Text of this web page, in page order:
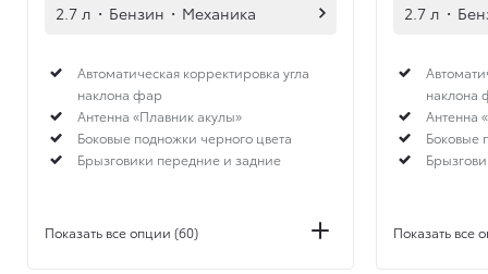
2.7 л · Бензин · Механика
Автоматическая корректировка угла
наклона фар
Антенна «Плавник акулы»
Боковые подножки черного цвета
Брызговики передние и задние
Показать все опции (60)
2.7 л ·
наклона
Антенна
Боковые
Показать все